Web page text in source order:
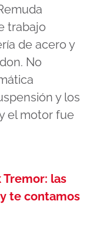
trabajo
de acero y
No
y los
el motor fue
Tremor: las
te contamos